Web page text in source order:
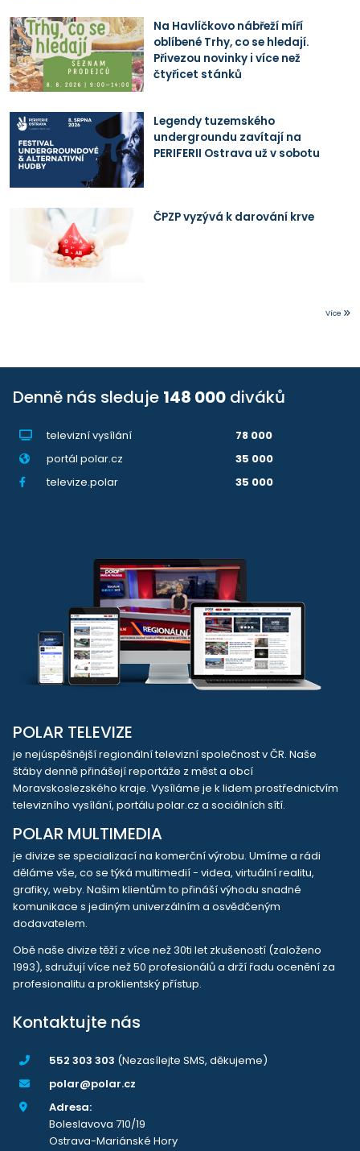
Na Havlíčkovo nábřeží míří
oblíbené Trhy, co se hledají.
Přivezou novinky i více než
čtyřicet stánků
Legendy tuzemského
undergroundu zavítají na
PERIFERII Ostrava už v sobotu
ČPZP vyzývá k darování krve
Více
Denně nás sleduje 148 000 diváků
televizní vysílání
78 000
portál polar.cz
35 000
televize.polar
35 000
POLAR TELEVIZE
je nejúspěšnější regionální televizní společnost v ČR. Naše
štáby denně přinášejí reportáže z měst a obcí
Moravskoslezského kraje. Vysíláme je k lidem prostřednictvím
televizního vysílání, portálu polar.cz a sociálních sítí.
POLAR MULTIMEDIA
je divize se specializací na komerční výrobu. Umíme a rádi
děláme vše, co se týká multimedií - videa, virtuální realitu,
grafiky, weby. Našim klientům to přináší výhodu snadné
komunikace s jediným univerzálním a osvědčeným
dodavatelem.
Obě naše divize těží z více než 30ti let zkušeností (založeno
1993), sdružují více než 50 profesionálů a drží řadu ocenění za
profesionalitu a proklientský přístup.
Kontaktujte nás
552 303 303 (Nezasílejte SMS, děkujeme)
polar@polar.cz
Adresa:
Boleslavova 710/19
Ostrava-Mariánské Hory